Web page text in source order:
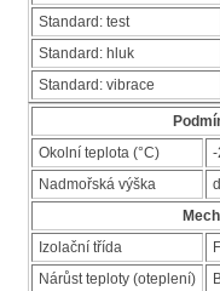
Standard: test
Standard: hluk
Standard: vibrace
Okolní teplota (°C)
-
Nadmořská výška
Izolační třída
F
Nárůst teploty (oteplení)